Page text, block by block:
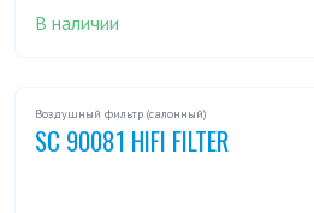
В наличии
Воздушный фильтр (салонный)
SC 90081 HIFI FILTER